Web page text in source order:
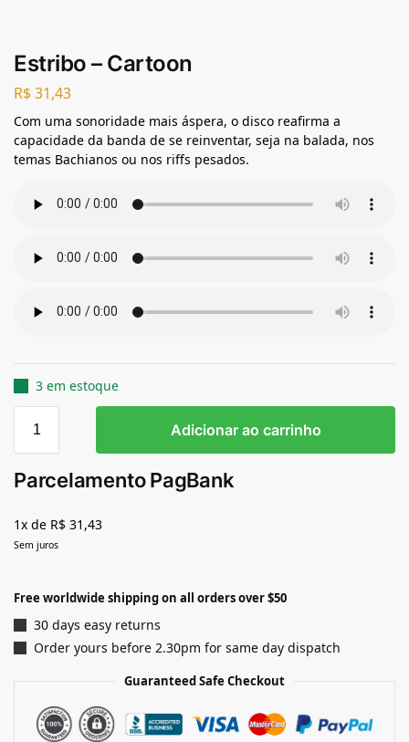
Estribo – Cartoon
R$31,43
Com uma sonoridade mais áspera, o disco reafirma a
capacidade da banda de se reinventar, seja na balada, nos
temas Bachianos ou nos riffs pesados.
3 em estoque
Adicionar ao carrinho
Parcelamento PagBank
1x de R$ 31,43
Sem juros
Free worldwide shipping on all orders over $50
30 days easy returns
Order yours before 2.30pm for same day dispatch
Guaranteed Safe Checkout